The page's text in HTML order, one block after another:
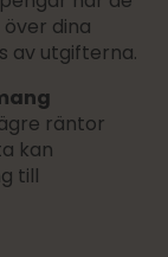
dina
av utgifterna.
räntor
kan
till